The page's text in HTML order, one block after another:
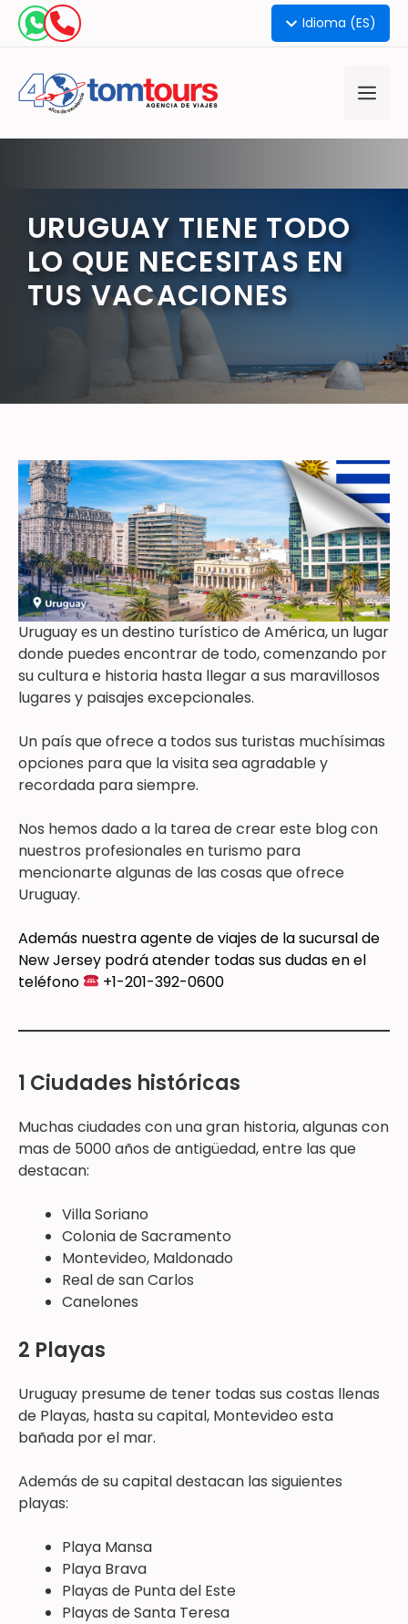
Idioma (ES)
URUGUAY TIENE TODO
LO QUE NECESITAS EN
TUS VACACIONES
Uruguay es un destino turístico de América, un lugar
donde puedes encontrar de todo, comenzando por
su cultura e historia hasta llegar a sus maravillosos
lugares y paisajes excepcionales.
Un país que ofrece a todos sus turistas muchísimas
opciones para que la visita sea agradable y
recordada para siempre.
Nos hemos dado a la tarea de crear este blog con
nuestros profesionales en turismo para
mencionarte algunas de las cosas que ofrece
Uruguay.
Además nuestra agente de viajes de la sucursal de
New Jersey podrá atender todas sus dudas en el
teléfono
+1-201-392-0600
1 Ciudades históricas
Muchas ciudades con una gran historia, algunas con
mas de 5000 años de antigüedad, entre las que
destacan:
Villa Soriano
Colonia de Sacramento
Montevideo, Maldonado
Real de san Carlos
Canelones
2 Playas
Uruguay presume de tener todas sus costas llenas
de Playas, hasta su capital, Montevideo esta
bañada por el mar.
Además de su capital destacan las siguientes
playas:
Playa Mansa
Playa Brava
Playas de Punta del Este
Playas de Santa Teresa